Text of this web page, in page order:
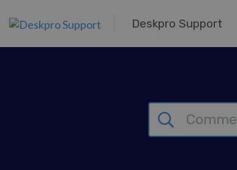
Deskpro Support